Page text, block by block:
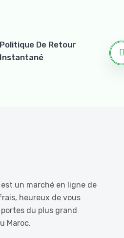
Politique De Retour
Instantané
est un marché en ligne de
heureux de vous
du plus grand
Maroc.